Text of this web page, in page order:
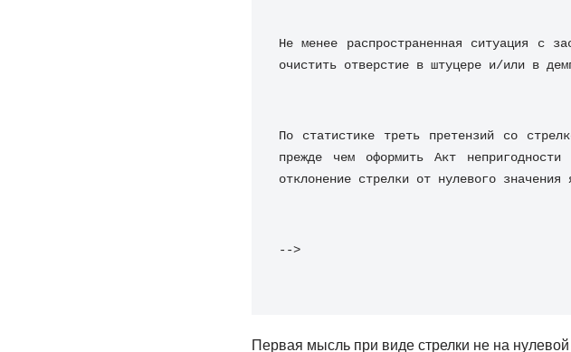
Не менее распространенная ситуация с
очистить отверстие в штуцере и/или в
По статистике треть претензий со
прежде чем оформить Акт
отклонение стрелки от нулевого значения
-->
Первая мысль при виде стрелки не на